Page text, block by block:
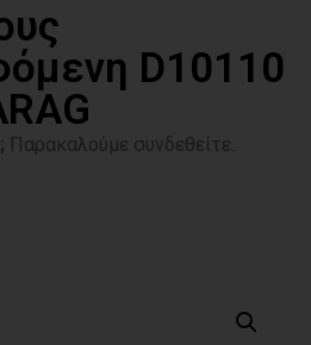
D10110
Παρακαλούμε συνδεθείτε.